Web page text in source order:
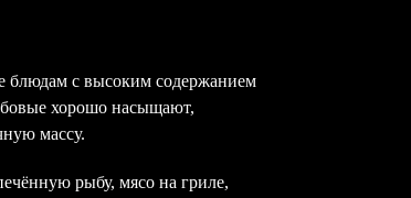
блюдам с высоким содержанием
хорошо насыщают,
массу.
рыбу, мясо на гриле,